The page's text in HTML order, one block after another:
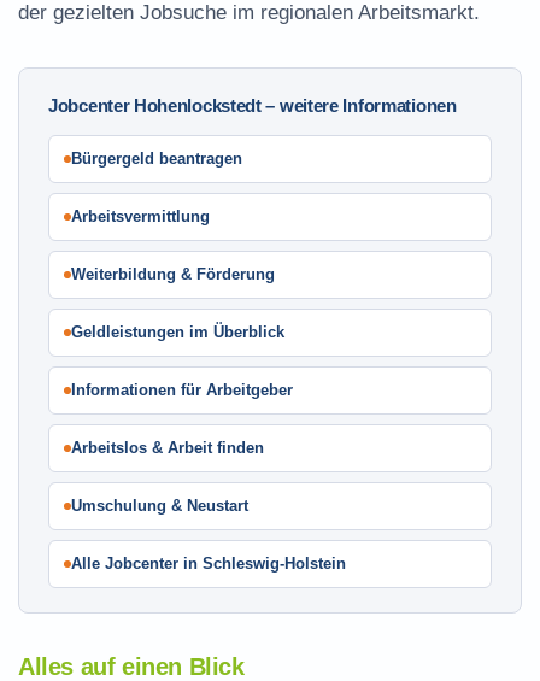
der gezielten Jobsuche im regionalen Arbeitsmarkt.
Jobcenter Hohenlockstedt – weitere Informationen
Bürgergeld beantragen
Arbeitsvermittlung
Weiterbildung & Förderung
Geldleistungen im Überblick
Informationen für Arbeitgeber
Arbeitslos & Arbeit finden
Umschulung & Neustart
Alle Jobcenter in Schleswig-Holstein
Alles auf einen Blick